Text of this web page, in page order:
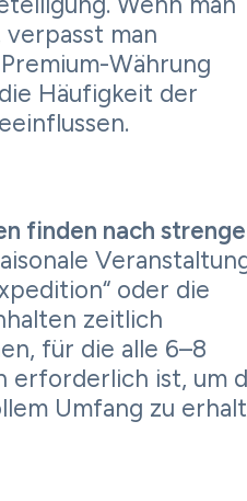
verpasst man
Währung
Häufigkeit der
finden nach
oder die
zeitlich
für die alle 6–8
erforderlich ist, um
Umfang zu